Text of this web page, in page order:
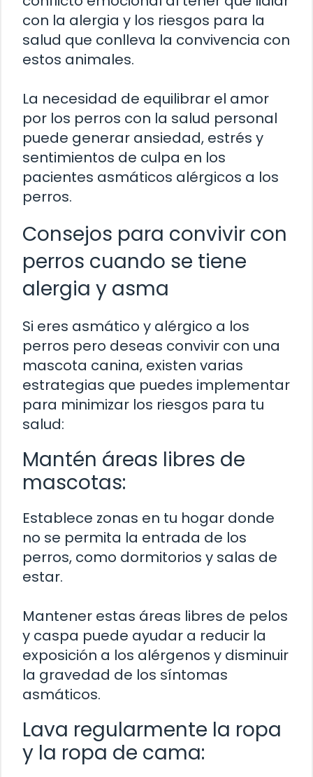
con la alergia y los riesgos para la
salud que conlleva la convivencia con
estos animales.
La necesidad de equilibrar el amor
por los perros con la salud personal
puede generar ansiedad, estrés y
sentimientos de culpa en los
pacientes asmáticos alérgicos a los
perros.
Consejos para convivir con
perros cuando se tiene
alergia y asma
Si eres asmático y alérgico a los
perros pero deseas convivir con una
mascota canina, existen varias
estrategias que puedes implementar
para minimizar los riesgos para tu
salud:
Mantén áreas libres de
mascotas:
Establece zonas en tu hogar donde
no se permita la entrada de los
perros, como dormitorios y salas de
estar.
Mantener estas áreas libres de pelos
y caspa puede ayudar a reducir la
exposición a los alérgenos y disminuir
la gravedad de los síntomas
asmáticos.
Lava regularmente la ropa
y la ropa de cama: